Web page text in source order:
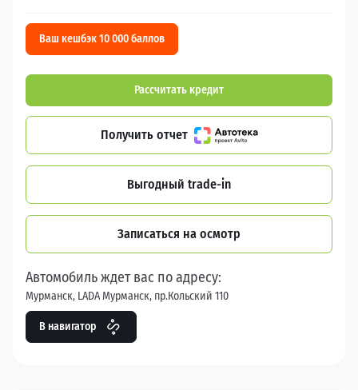
Ваш кешбэк 10 000 баллов
Рассчитать кредит
Получить отчет
Выгодный trade-in
Записаться на осмотр
Автомобиль ждет вас по адресу:
Мурманск, LADA Мурманск, пр.Кольский 110
В навигатор